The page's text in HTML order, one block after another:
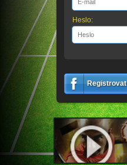
Heslo:
Registrovat